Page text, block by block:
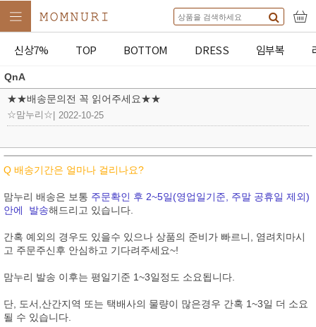
신상7% TOP BOTTOM DRESS 임부복
QnA
★★배송문의전 꼭 읽어주세요★★
☆맘누리☆ 2022-10-25
Q 배송기간은 얼마나 걸리나요?
맘누리 배송은 보통 주문확인 후 2~5일(영업일기준, 주말 공휴일 제외)
안에 발송해드리고 있습니다.
간혹 예외의 경우도 있을수 있으나 상품의 준비가 빠르니, 염려치마시
고 주문주신후 안심하고 기다려주세요~!
맘누리 발송 이후는 평일기준 1~3일정도 소요됩니다.
단, 도서,산간지역 또는 택배사의 물량이 많은경우 간혹 1~3일 더 소요
될 수 있습니다.